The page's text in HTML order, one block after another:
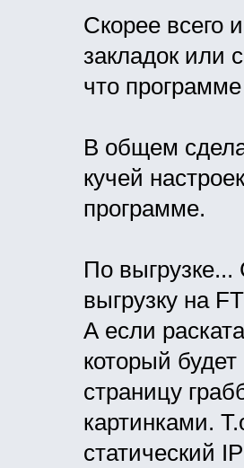
Скорее всего
закладок или
что
В общем
кучей
программе.
По
выгрузку на
А если
который
страницу
картинками.
статический